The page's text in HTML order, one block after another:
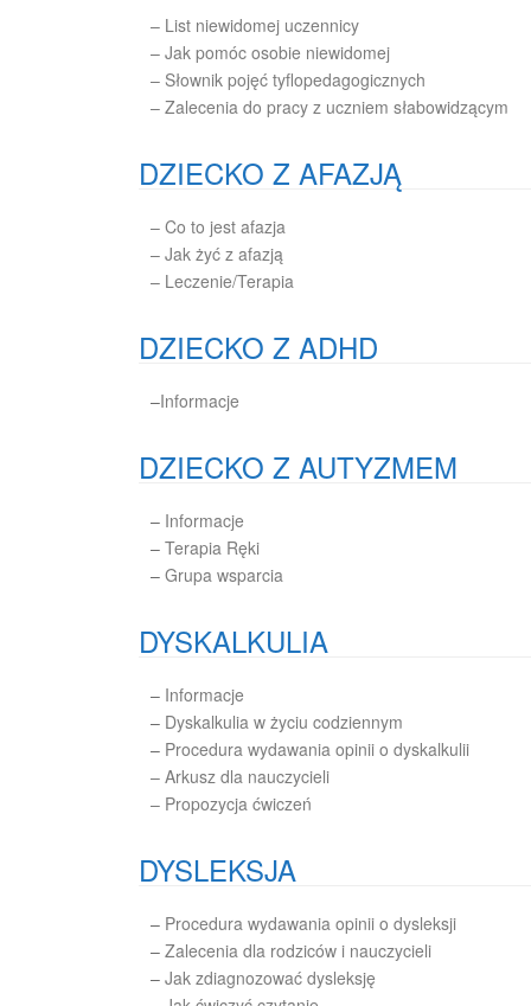
– List niewidomej uczennicy
– Jak pomóc osobie niewidomej
– Słownik pojęć tyflopedagogicznych
– Zalecenia do pracy z uczniem słabowidzącym
DZIECKO Z AFAZJĄ
– Co to jest afazja
– Jak żyć z afazją
– Leczenie/Terapia
DZIECKO Z ADHD
–Informacje
DZIECKO Z AUTYZMEM
– Informacje
– Terapia Ręki
– Grupa wsparcia
DYSKALKULIA
– Informacje
– Dyskalkulia w życiu codziennym
– Procedura wydawania opinii o dyskalkulii
– Arkusz dla nauczycieli
– Propozycja ćwiczeń
DYSLEKSJA
– Procedura wydawania opinii o dysleksji
– Zalecenia dla rodziców i nauczycieli
– Jak zdiagnozować dysleksję